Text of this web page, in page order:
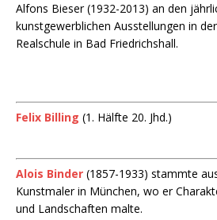
Alfons Bieser (1932-2013) an den
kunstgewerblichen Ausstellungen in
Realschule in Bad Friedrichshall.
Felix Billing (1. Hälfte 20. Jhd.)
Alois Binder (1857-1933) stammte
Kunstmaler in München, wo er
und Landschaften malte.